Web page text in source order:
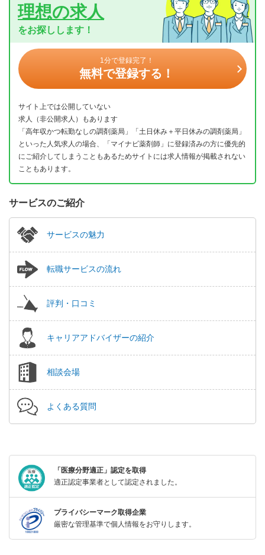
理想の求人
をお探しします！
1分で登録完了！
無料で登録する！
サイト上では公開していない
求人（非公開求人）もあります
「高年収かつ転勤なしの調剤薬局」「土日休み＋平日休みの調剤薬局」
といった人気求人の場合、「マイナビ薬剤師」に登録済みの方に優先的
にご紹介してしまうこともあるためサイトには求人情報が掲載されない
こともあります。
サービスのご紹介
サービスの魅力
転職サービスの流れ
評判・口コミ
キャリアアドバイザーの紹介
相談会場
よくある質問
「医療分野適正」認定を取得
適正認定事業者として認定されました。
プライバシーマーク取得企業
厳密な管理基準で個人情報をお守りします。